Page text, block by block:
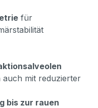
für
auch mit reduzierter
bis zur rauen